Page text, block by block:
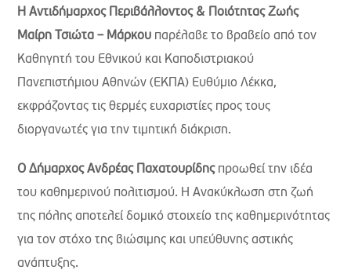
ΗΑντιδήμαρχος Περιβάλλοντος & Ποιότητας Ζωής
Μαίρη Τσιώτα – Μάρκου παρέλαβε το βραβείο από τον
Καθηγητή του Εθνικού και Καποδιστριακού
Πανεπιστήμιου Αθηνών (ΕΚΠΑ) Ευθύμιο Λέκκα,
εκφράζοντας τις θερμές ευχαριστίες προς τους
διοργανωτές για την τιμητική διάκριση.
Ο Δήμαρχος Ανδρέας Παχατουρίδηςπροωθεί την ιδέα
του καθημερινού πολιτισμού. Η Ανακύκλωση στη ζωή
της πόλης αποτελεί δομικό στοιχείο της καθημερινότητας
για τον στόχο της βιώσιμης και υπεύθυνης αστικής
ανάπτυξης.